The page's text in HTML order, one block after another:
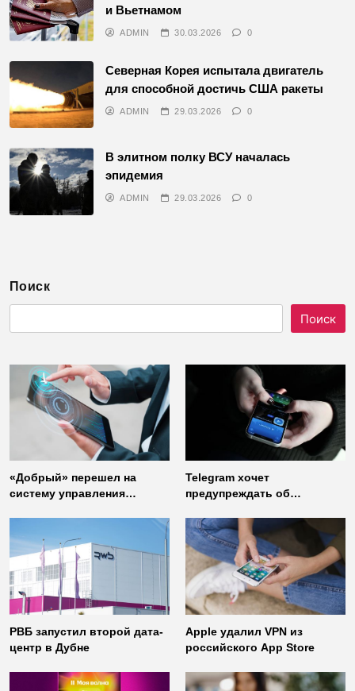
и Вьетнамом
ADMIN 30.03.2026 0
Северная Корея испытала двигатель
для способной достичь США ракеты
ADMIN 29.03.2026 0
В элитном полку ВСУ началась
эпидемия
ADMIN 29.03.2026 0
Поиск
Поиск
«Добрый» перешел на
систему управления
Telegram хочет
предупреждать об
неофициальных клиентов
мессенджера
РВБ запустил второй дата-
центр в Дубне
Apple удалил VPN из
российского App Store